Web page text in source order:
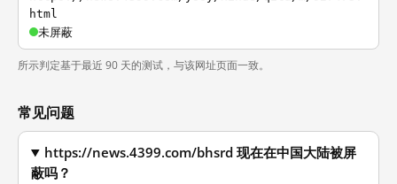
html
未屏蔽
所示判定基于最近 90 天的测试，与该网址页面一致。
常见问题
https://news.4399.com/bhsrd 现在在中国大陆被屏
蔽吗？